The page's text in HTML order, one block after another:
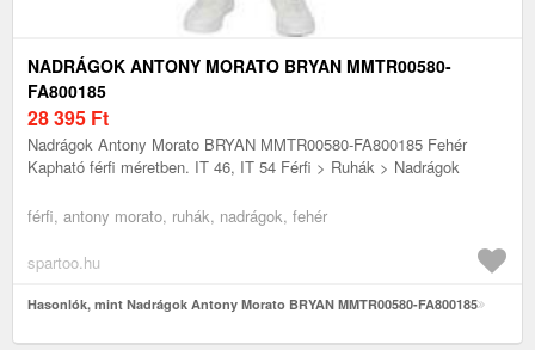
NADRÁGOK ANTONY MORATO BRYAN MMTR00580-
FA800185
28 395 Ft
Nadrágok Antony Morato BRYAN MMTR00580-FA800185 Fehér
Kapható férfi méretben. IT 46, IT 54 Férfi > Ruhák > Nadrágok
férfi, antony morato, ruhák, nadrágok, fehér
spartoo.hu
Hasonlók, mint Nadrágok Antony Morato BRYAN MMTR00580-FA800185